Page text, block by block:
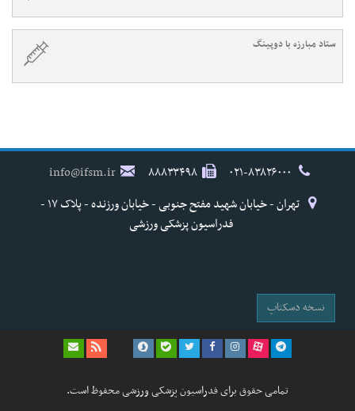
ستاد مبارزه با دوپینگ
۸۸۸۳۳۴۹۸
info@ifsm.ir
تهران - خیابان شهید مفتح جنوبی - خیابان ورزنده - پلاک ۱۷ -
فدراسیون پزشکی ورزشی
نسخه دسکتاپ
تمامی حقوق برای فدراسیون پزشکی ورزشی محفوظ است.